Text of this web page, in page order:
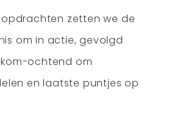
zetten we de
om in actie, gevolgd
ochtend om
en laatste puntjes op